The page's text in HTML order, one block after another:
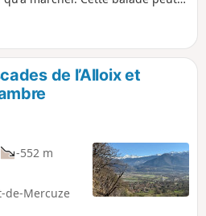
dit sur place "sur les chemins
local pourra guider le
de l’Alloix et
-552 m
de-Mercuze